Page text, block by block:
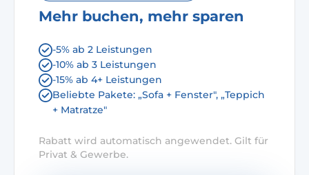
Mehr buchen, mehr sparen
-5% ab 2 Leistungen
-10% ab 3 Leistungen
-15% ab 4+ Leistungen
Beliebte Pakete: „Sofa + Fenster", „Teppich
+ Matratze"
Rabatt wird automatisch angewendet. Gilt für
Privat & Gewerbe.